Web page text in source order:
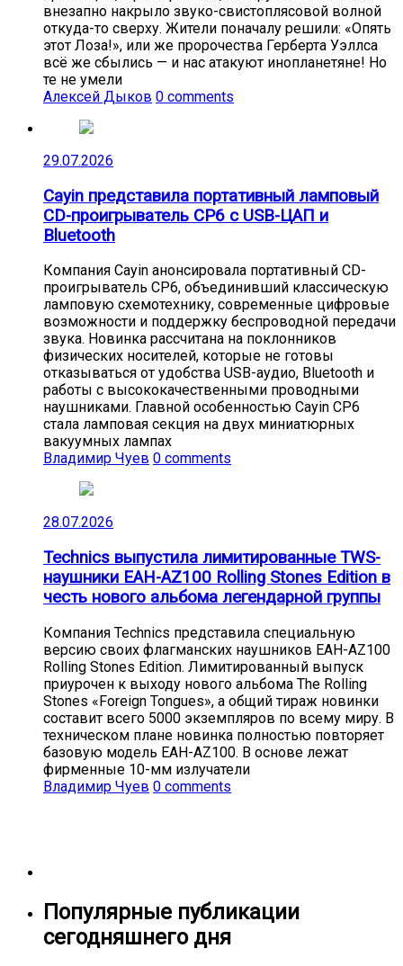
внезапно накрыло звуко-свистоплясовой волной
откуда-то сверху. Жители поначалу решили: «Опять
этот Лоза!», или же пророчества Герберта Уэллса
всё же сбылись — и нас атакуют инопланетяне! Но
те не умели
Алексей Дыков 0 comments
29.07.2026
Cayin представила портативный ламповый
CD-проигрыватель CP6 с USB-ЦАП и
Bluetooth
Компания Cayin анонсировала портативный CD-
проигрыватель CP6, объединивший классическую
ламповую схемотехнику, современные цифровые
возможности и поддержку беспроводной передачи
звука. Новинка рассчитана на поклонников
физических носителей, которые не готовы
отказываться от удобства USB-аудио, Bluetooth и
работы с высококачественными проводными
наушниками. Главной особенностью Cayin CP6
стала ламповая секция на двух миниатюрных
вакуумных лампах
Владимир Чуев 0 comments
28.07.2026
Technics выпустила лимитированные TWS-
наушники EAH-AZ100 Rolling Stones Edition в
честь нового альбома легендарной группы
Компания Technics представила специальную
версию своих флагманских наушников EAH-AZ100
Rolling Stones Edition. Лимитированный выпуск
приурочен к выходу нового альбома The Rolling
Stones «Foreign Tongues», а общий тираж новинки
составит всего 5000 экземпляров по всему миру. В
техническом плане новинка полностью повторяет
базовую модель EAH-AZ100. В основе лежат
фирменные 10-мм излучатели
Владимир Чуев 0 comments
Популярные публикации
сегодняшнего дня